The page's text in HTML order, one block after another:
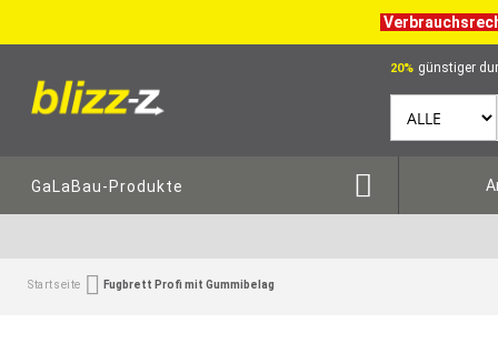
20% günstiger
GaLaBau-Produkte
Startseite Fugbrett Profi mit Gummibelag